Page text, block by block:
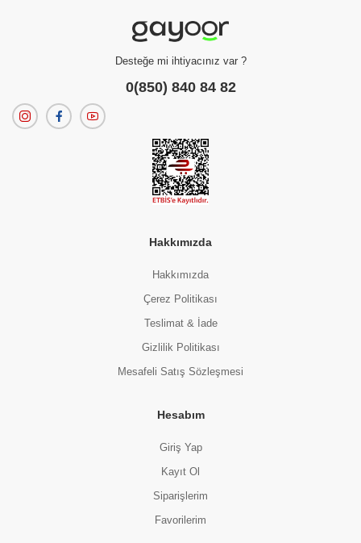
Desteğe mi ihtiyacınız var ?
0(850) 840 84 82
Hakkımızda
Hakkımızda
Çerez Politikası
Teslimat & İade
Gizlilik Politikası
Mesafeli Satış Sözleşmesi
Hesabım
Giriş Yap
Kayıt Ol
Siparişlerim
Favorilerim